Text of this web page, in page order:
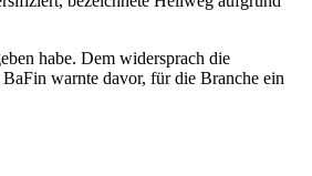
habe. Dem widersprach die
warnte davor, für die Branche ein